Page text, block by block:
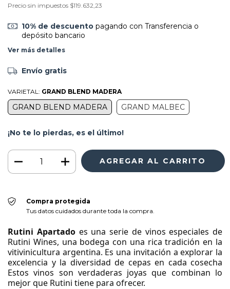
Precio sin impuestos $119.632,23
10% de descuentopagando con Transferencia o
depósito bancario
Ver más detalles
Envío gratis
VARIETAL: GRAND BLEND MADERA
GRAND BLEND MADERA GRAND MALBEC
¡No te lo pierdas, es el último!
Compra protegida
Tus datos cuidados durante toda la compra.
Rutini Apartadoes una serie de vinos especiales de
Rutini Wines, una bodega con una rica tradición en la
vitivinicultura argentina. Es una invitación a explorar la
excelencia y la diversidad de cepas en cada cosecha
Estos vinos son verdaderas joyas que combinan lo
mejor que Rutini tiene para ofrecer.